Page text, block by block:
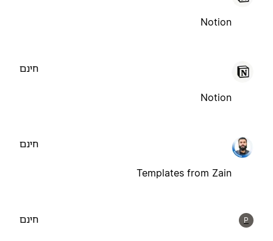
Notion
Notion
חינם
Templates from Zain
חינם
P חינם